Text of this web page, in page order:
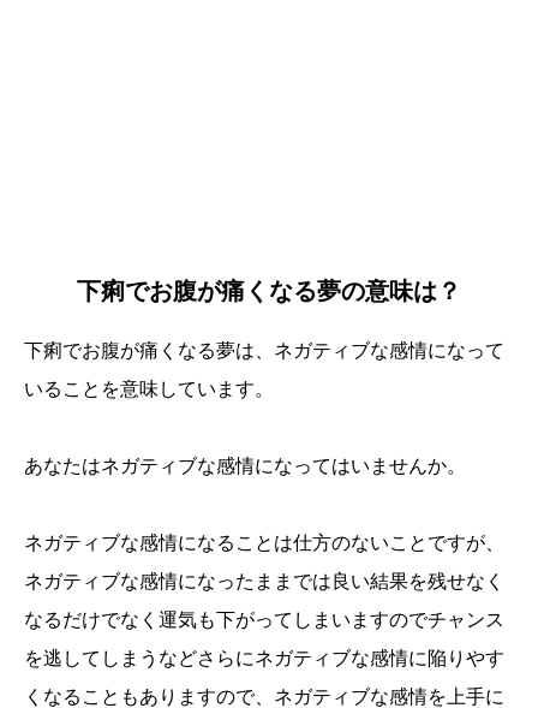
下痢でお腹が痛くなる夢の意味は？
下痢でお腹が痛くなる夢は、ネガティブな感情になって
いることを意味しています。
あなたはネガティブな感情になってはいませんか。
ネガティブな感情になることは仕方のないことですが、
ネガティブな感情になったままでは良い結果を残せなく
なるだけでなく運気も下がってしまいますのでチャンス
を逃してしまうなどさらにネガティブな感情に陥りやす
くなることもありますので、ネガティブな感情を上手に